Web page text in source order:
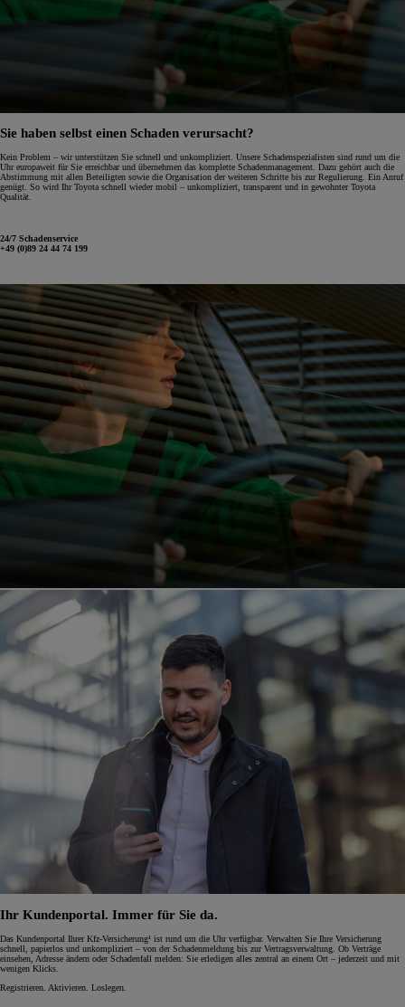
Sie haben selbst einen Schaden verursacht?
Kein Problem – wir unterstützen Sie schnell und unkompliziert. Unsere Schadenspezialisten sind rund um die
Uhr europaweit für Sie erreichbar und übernehmen das komplette Schadenmanagement. Dazu gehört auch die
Abstimmung mit allen Beteiligten sowie die Organisation der weiteren Schritte bis zur Regulierung. Ein Anruf
genügt. So wird Ihr Toyota schnell wieder mobil – unkompliziert, transparent und in gewohnter Toyota
Qualität.
24/7 Schadenservice
+49 (0)89 24 44 74 199
Ihr Kundenportal. Immer für Sie da.
Das Kundenportal Ihrer Kfz-Versicherung¹ ist rund um die Uhr verfügbar. Verwalten Sie Ihre Versicherung
schnell, papierlos und unkompliziert – von der Schadenmeldung bis zur Vertragsverwaltung. Ob Verträge
einsehen, Adresse ändern oder Schadenfall melden: Sie erledigen alles zentral an einem Ort – jederzeit und mit
wenigen Klicks.
Registrieren. Aktivieren. Loslegen.